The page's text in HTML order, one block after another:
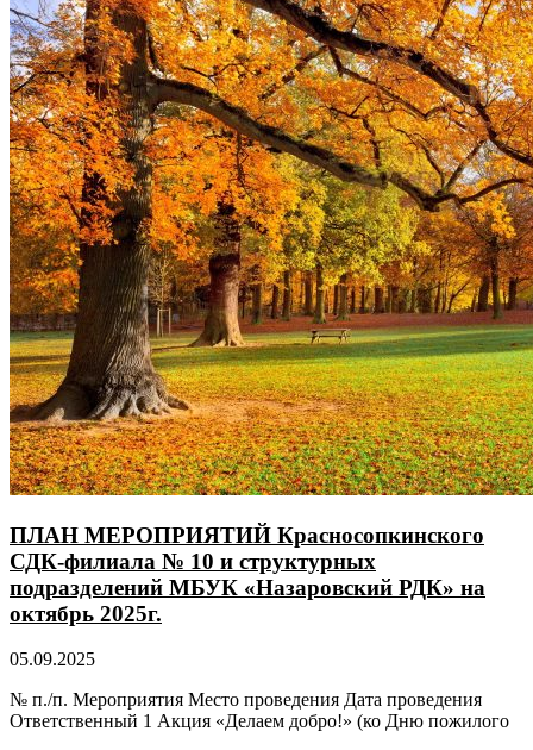
ПЛАН МЕРОПРИЯТИЙ Красносопкинского
СДК-филиала № 10 и структурных
подразделений МБУК «Назаровский РДК» на
октябрь 2025г.
05.09.2025
№ п./п. Мероприятия Место проведения Дата проведения
Ответственный 1 Акция «Делаем добро!» (ко Дню пожилого